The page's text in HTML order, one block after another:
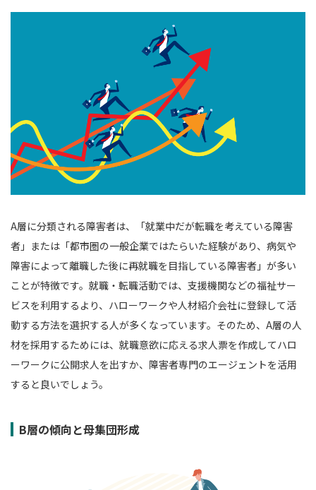
A層に分類される障害者は、「就業中だが転職を考えている障害
者」または「都市圏の一般企業ではたらいた経験があり、病気や
障害によって離職した後に再就職を目指している障害者」が多い
ことが特徴です。就職・転職活動では、支援機関などの福祉サー
ビスを利用するより、ハローワークや人材紹介会社に登録して活
動する方法を選択する人が多くなっています。そのため、A層の人
材を採用するためには、就職意欲に応える求人票を作成してハロ
ーワークに公開求人を出すか、障害者専門のエージェントを活用
すると良いでしょう。
B層の傾向と母集団形成